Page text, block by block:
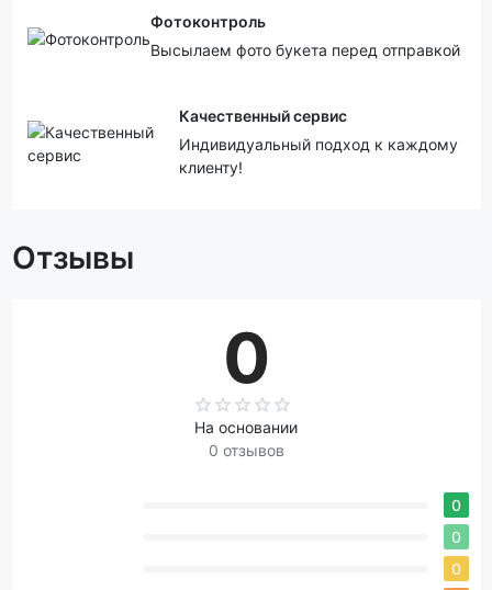
Фотоконтроль
Высылаем фото букета перед отправкой
Качественный сервис
Индивидуальный подход к каждому
клиенту!
Отзывы
0
На основании
0 отзывов
0
0
0